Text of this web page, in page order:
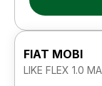
FIAT MOBI
LIKE FLEX 1.0